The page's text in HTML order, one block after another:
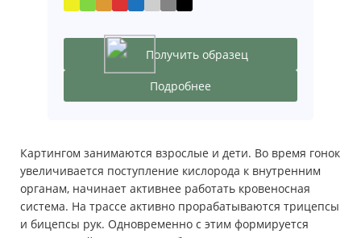
Получить образец
Подробнее
Картингом занимаются взрослые и дети. Во время гонок
увеличивается поступление кислорода к внутренним
органам, начинает активнее работать кровеносная
система. На трассе активно прорабатываются трицепсы
и бицепсы рук. Одновременно с этим формируется